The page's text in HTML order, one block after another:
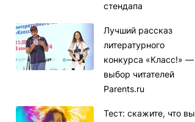
стендапа
Лучший рассказ
литературного
конкурса «Класс!» —
выбор читателей
Parents.ru
Тест: скажите, что вы